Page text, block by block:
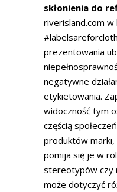
skłonienia do
riverisland.com w
prezentowania
negatywne
etykietowania.
widoczność tym
częścią
produktów
pomija się je w
stereotypów czy
może dotyczyć